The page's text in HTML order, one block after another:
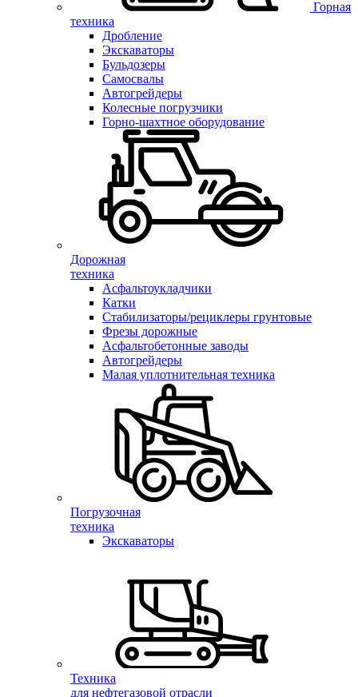
Горная
техника
Дробление
Экскаваторы
Бульдозеры
Самосвалы
Автогрейдеры
Колесные погрузчики
Горно-шахтное оборудование
Дорожная
техника
Асфальтоукладчики
Катки
Стабилизаторы/рециклеры грунтовые
Фрезы дорожные
Асфальтобетонные заводы
Автогрейдеры
Малая уплотнительная техника
Погрузочная
техника
Экскаваторы
Техника
для нефтегазовой отрасли